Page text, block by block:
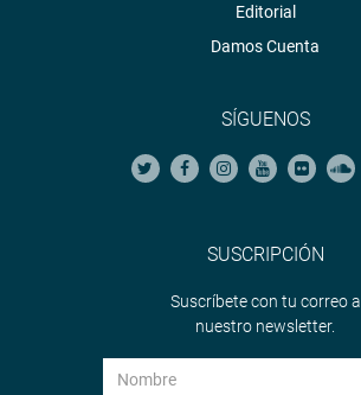
Editorial
Damos Cuenta
SÍGUENOS
SUSCRIPCIÓN
Suscríbete con tu correo a
nuestro newsletter.